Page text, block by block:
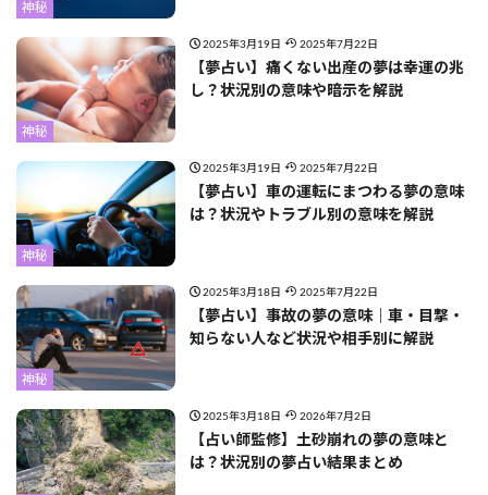
神秘
神秘
2025年3月19日 2025年7月22日
【夢占い】痛くない出産の夢は幸運の兆
し？状況別の意味や暗示を解説
神秘
2025年3月19日 2025年7月22日
【夢占い】車の運転にまつわる夢の意味
は？状況やトラブル別の意味を解説
神秘
2025年3月18日 2025年7月22日
【夢占い】事故の夢の意味｜車・目撃・
知らない人など状況や相手別に解説
2025年3月18日 2026年7月2日
【占い師監修】土砂崩れの夢の意味と
は？状況別の夢占い結果まとめ